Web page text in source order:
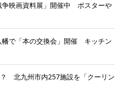
争映画資料展」開催中 ポスターや
幡で「本の交換会」開催 キッチン
？ 北九州市内257施設を「クーリン